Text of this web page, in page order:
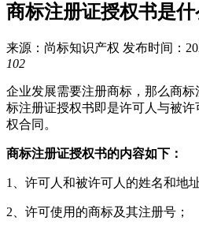
商标注册证授权书是什
来源：尚标知识产权 发布时间：
102
企业发展需要注册商标，那么商
标注册证授权书即是许可人与被
权合同。
商标注册证授权书的内容如下：
1、许可人和被许可人的姓名和地
2、许可使用的商标及其注册号；